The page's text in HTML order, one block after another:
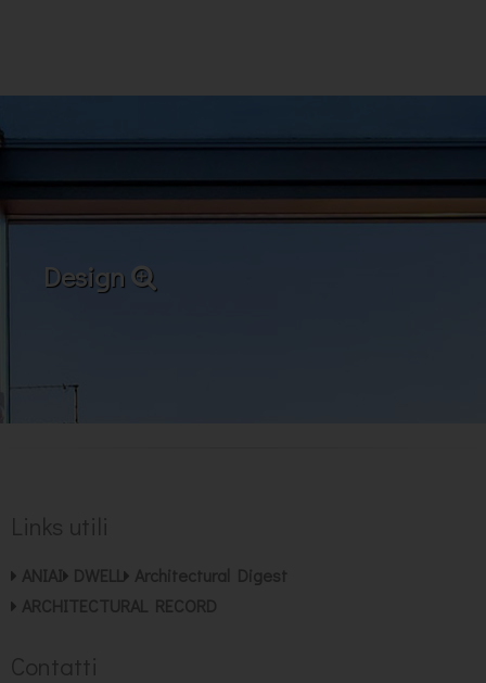
Design
Links utili
ANIAI DWELL
Architectural Digest
ARCHITECTURAL RECORD
Contatti